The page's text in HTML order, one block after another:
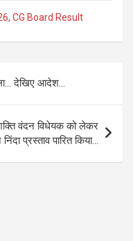
, CG Board Result
देखिए आदेश…
वंदन विधेयक को लेकर
प्रस्ताव पारित किया…